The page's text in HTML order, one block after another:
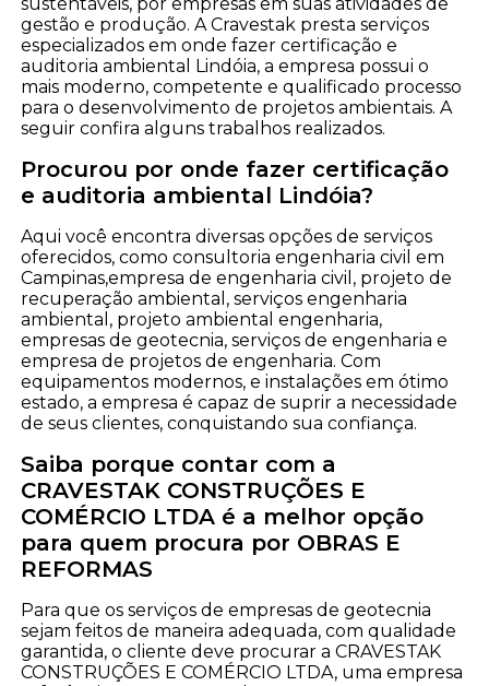
gestão e produção. A Cravestak presta serviços
especializados em onde fazer certificação e
auditoria ambiental Lindóia, a empresa possui o
mais moderno, competente e qualificado processo
para o desenvolvimento de projetos ambientais. A
seguir confira alguns trabalhos realizados.
Procurou por onde fazer certificação
e auditoria ambiental Lindóia?
Aqui você encontra diversas opções de serviços
oferecidos, como consultoria engenharia civil em
Campinas,empresa de engenharia civil, projeto de
recuperação ambiental, serviços engenharia
ambiental, projeto ambiental engenharia,
empresas de geotecnia, serviços de engenharia e
empresa de projetos de engenharia. Com
equipamentos modernos, e instalações em ótimo
estado, a empresa é capaz de suprir a necessidade
de seus clientes, conquistando sua confiança.
Saiba porque contar com a
CRAVESTAK CONSTRUÇÕES E
COMÉRCIO LTDA é a melhor opção
para quem procura por OBRAS E
REFORMAS
Para que os serviços de empresas de geotecnia
sejam feitos de maneira adequada, com qualidade
garantida, o cliente deve procurar a CRAVESTAK
CONSTRUÇÕES E COMÉRCIO LTDA, uma empresa